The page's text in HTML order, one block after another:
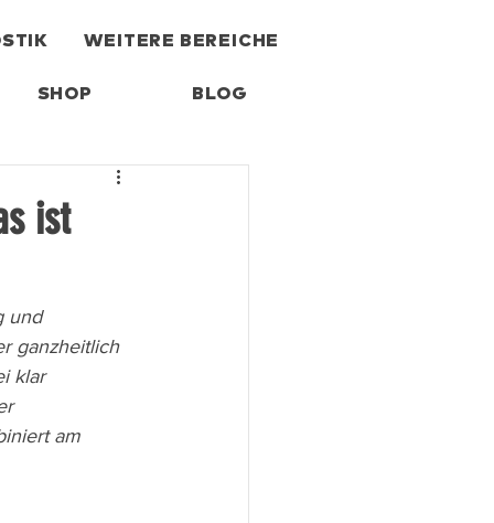
WEITERE BEREICHE
SHOP BLOG
ist
und
ganzheitlich
klar
am